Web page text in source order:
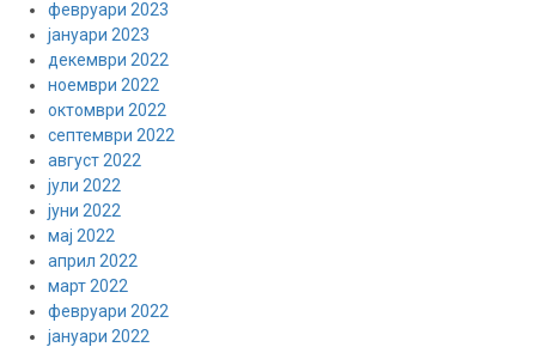
февруари 2023
јануари 2023
декември 2022
ноември 2022
октомври 2022
септември 2022
август 2022
јули 2022
јуни 2022
мај 2022
април 2022
март 2022
февруари 2022
јануари 2022